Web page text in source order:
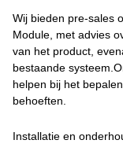
Wij bieden pre-sales
Module, met advies
van het product,
bestaande
helpen bij het
behoeften.
Installatie en